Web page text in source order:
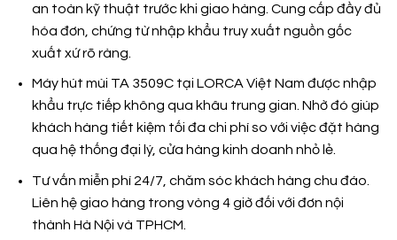
an toàn kỹ thuật trước khi giao hàng. Cung cấp đầy đủ
hóa đơn, chứng từ nhập khẩu truy xuất nguồn gốc
xuất xứ rõ ràng.
Máy hút mùi TA 3509C tại LORCA Việt Nam được nhập
khẩu trực tiếp không qua khâu trung gian. Nhờ đó giúp
khách hàng tiết kiệm tối đa chi phí so với việc đặt hàng
qua hệ thống đại lý, cửa hàng kinh doanh nhỏ lẻ.
Tư vấn miễn phí 24/7, chăm sóc khách hàng chu đáo.
Liên hệ giao hàng trong vòng 4 giờ đối với đơn nội
thành Hà Nội và TPHCM.